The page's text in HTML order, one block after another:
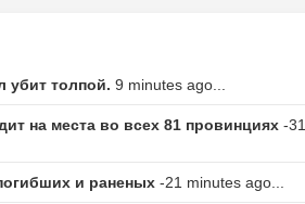
убит толпой. 9 minutes ago...
на места во всех 81 провинциях -31
и раненых -21 minutes ago...